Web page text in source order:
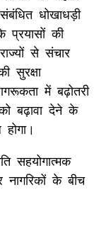
धोखाधड़ी
प्रयासों की
से संचार
सुरक्षा
में बढ़ोतरी
बढ़ावा देने के
सहयोगात्मक
के बीच